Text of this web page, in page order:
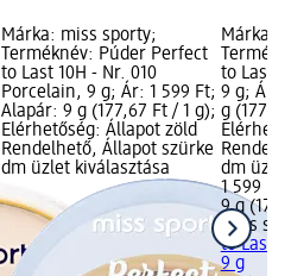
Márka: miss sporty;
Terméknév: Púder Perfect
to Last 10H - Nr. 010
Porcelain, 9 g; Ár: 1 599 Ft;
Alapár: 9 g (177,67 Ft / 1 g);
Elérhetőség: Állapot zöld
Rendelhető, Állapot szürke
dm üzlet kiválasztása
Márka:
to Last
9 g; Ár:
g
dm
1 599 Ft
9 g
miss
to Last
9 g